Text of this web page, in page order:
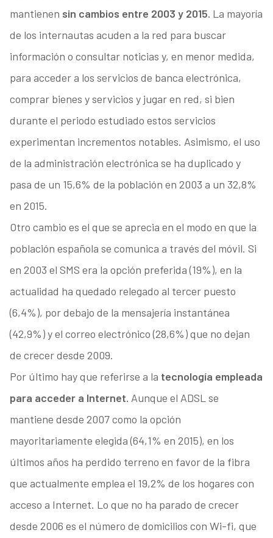
mantienen sin cambios entre 2003 y 2015. La mayoría
de los internautas acuden a la red para buscar
información o consultar noticias y, en menor medida,
para acceder a los servicios de banca electrónica,
comprar bienes y servicios y jugar en red, si bien
durante el periodo estudiado estos servicios
experimentan incrementos notables. Asimismo, el uso
de la administración electrónica se ha duplicado y
pasa de un 15,6% de la población en 2003 a un 32,8%
en 2015.
Otro cambio es el que se aprecia en el modo en que la
población española se comunica a través del móvil. Si
en 2003 el SMS era la opción preferida (19%), en la
actualidad ha quedado relegado al tercer puesto
(6,4%), por debajo de la mensajería instantánea
(42,9%) y el correo electrónico (28,6%) que no dejan
de crecer desde 2009.
Por último hay que referirse a la tecnología empleada
para acceder a Internet. Aunque el ADSL se
mantiene desde 2007 como la opción
mayoritariamente elegida (64,1% en 2015), en los
últimos años ha perdido terreno en favor de la fibra
que actualmente emplea el 19,2% de los hogares con
acceso a Internet. Lo que no ha parado de crecer
desde 2006 es el número de domicilios con Wi-fi, que